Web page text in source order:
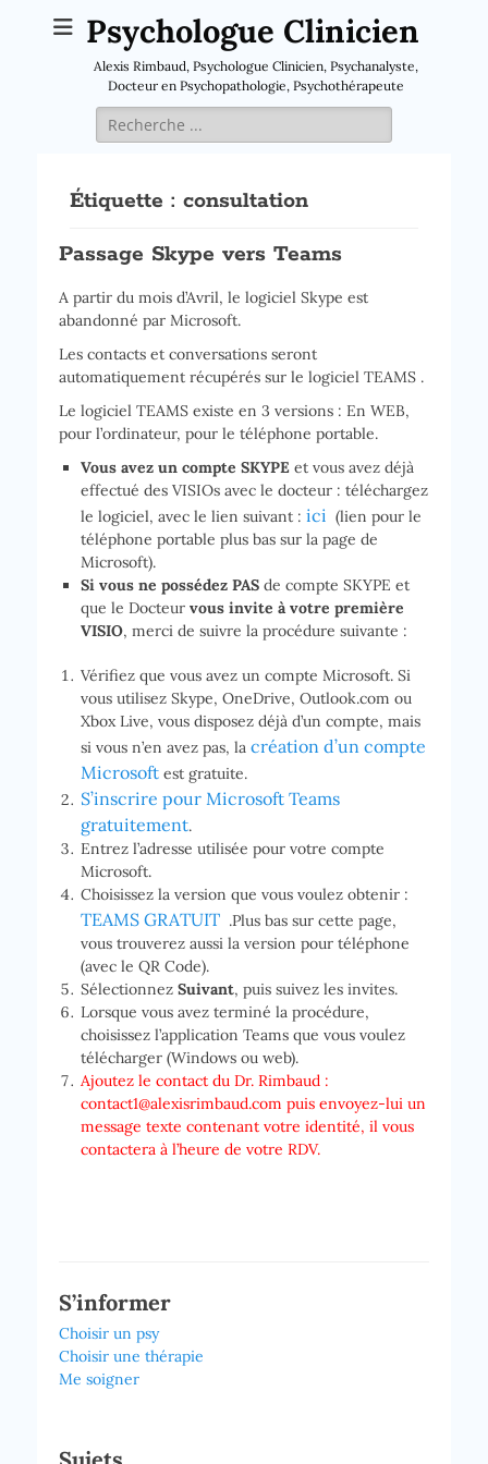
Psychologue Clinicien
Alexis Rimbaud, Psychologue Clinicien, Psychanalyste,
Docteur en Psychopathologie, Psychothérapeute
Rechercher :
Étiquette : consultation
Passage Skype vers Teams
A partir du mois d’Avril, le logiciel Skype est
abandonné par Microsoft.
Les contacts et conversations seront
automatiquement récupérés sur le logiciel TEAMS .
Le logiciel TEAMS existe en 3 versions : En WEB,
pour l’ordinateur, pour le téléphone portable.
Vous avez un compte SKYPE et vous avez déjà
effectué des VISIOs avec le docteur : téléchargez
le logiciel, avec le lien suivant : ici (lien pour le
téléphone portable plus bas sur la page de
Microsoft).
Si vous ne possédez PAS de compte SKYPE et
que le Docteur vous invite à votre première
VISIO, merci de suivre la procédure suivante :
Vérifiez que vous avez un compte Microsoft. Si
vous utilisez Skype, OneDrive, Outlook.com ou
Xbox Live, vous disposez déjà d’un compte, mais
si vous n’en avez pas, la création d’un compte
Microsoft est gratuite.
S’inscrire pour Microsoft Teams
gratuitement.
Entrez l’adresse utilisée pour votre compte
Microsoft.
Choisissez la version que vous voulez obtenir :
TEAMS GRATUIT .Plus bas sur cette page,
vous trouverez aussi la version pour téléphone
(avec le QR Code).
Sélectionnez Suivant, puis suivez les invites.
Lorsque vous avez terminé la procédure,
choisissez l’application Teams que vous voulez
télécharger (Windows ou web).
Ajoutez le contact du Dr. Rimbaud :
contact1@alexisrimbaud.com puis envoyez-lui un
message texte contenant votre identité, il vous
contactera à l’heure de votre RDV.
S’informer
Choisir un psy
Choisir une thérapie
Me soigner